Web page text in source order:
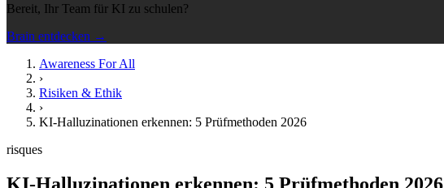
Bereit, Ihr Team für KI zu schulen?
Brain entdecken →
Awareness For All
›
Risiken & Ethik
›
KI-Halluzinationen erkennen: 5 Prüfmethoden 2026
risques